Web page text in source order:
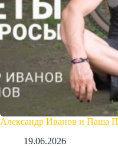
Александр Иванов и Паша
19.06.2026